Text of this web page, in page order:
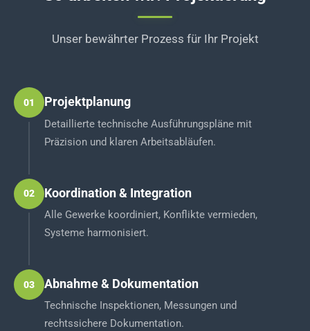
Unser bewährter Prozess für Ihr Projekt
01 Projektplanung
Detaillierte technische Ausführungspläne mit
Präzision und klaren Arbeitsabläufen.
02 Koordination & Integration
Alle Gewerke koordiniert, Konflikte vermieden,
Systeme harmonisiert.
03 Abnahme & Dokumentation
Technische Inspektionen, Messungen und
rechtssichere Dokumentation.